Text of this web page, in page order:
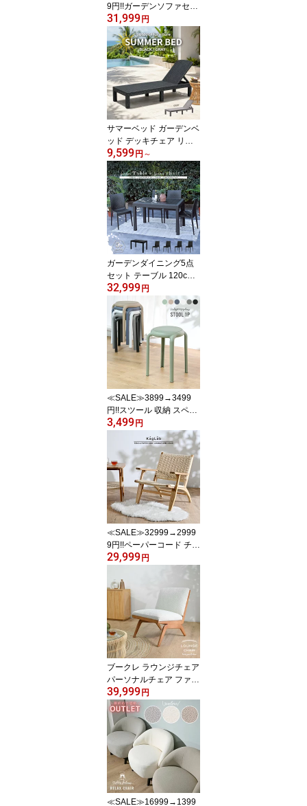
9円!!ガーデンソファセッ
ト ガーデンリビング4点
セット ソファテーブルセ
ット ガーデンソファ ガ
ーデンテーブル 屋外 肘
掛け アウトドア ガーデ
ン 庭 テラス 水 撥水 ベラ
ンダ 籐ラタン風 アジア
ン L6020PDG
31,999円
サマーベッド ガーデンベ
ッド デッキチェア リク
ライニング ガーデンチェ
ア デイベッド 屋外 1脚
アウトドア 持ち運び楽々
サンラウンジャー プール
サイド 庭 テラス 黒 グレ
ー ラタン調 ガーデンフ
ァニチャー 西海岸 D160
0PDG D1600PCC
9,599円 ～
ガーデンダイニング5点
セット テーブル 120cm
幅 チェア 4脚 ラタン調
屋外 アウトドア バーベ
キュー キャンプ ガーデ
ン 庭 テラス ダークグレ
ー リビング ベランダ 椅
子 籐ラタン風 アジアン
おしゃれ T1612C01D4
32,999円
≪SALE≫3899→3499
円!!スツール 収納 スペー
ス 軽い おしゃれ モダン
おしゃれなスツール バリ
家具 リビング 玄関 ダイ
ニングチェア 椅子 チェ
ア ベーシック 軽い シン
プル インテリア OAチェ
ア テレワーク S1830
3,499円
≪SALE≫32999→2999
9円!!ペーパーコード チー
ク無垢材 アーム付きロー
チェア 木製 椅子 チェア
リラックス フロアチェア
ラウンジチェア パーソナ
ルチェア イージーチェア
ビーチハウス 座椅子 ベ
ージュ ETC231RX
29,999円
ブークレ ラウンジチェア
パーソナルチェア ファブ
リック 生地 ホワイト 白
オフ白 天然木 ブラウン
天然素材 もこもこ ふわ
ふわ ファッション イン
テリア シンプル 海外イ
ンテリア モダン おしゃ
れ ブークレチェア EVC2
60WH
39,999円
≪SALE≫16999→1399